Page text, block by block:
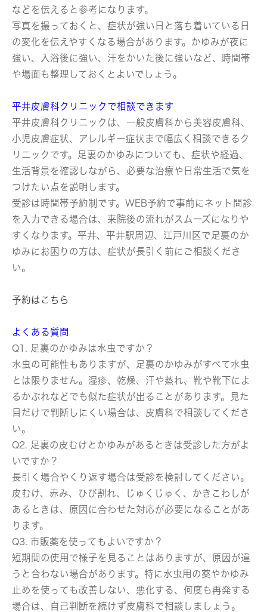
などを伝えると参考になります。
写真を撮っておくと、症状が強い日と落ち着いている日
の変化を伝えやすくなる場合があります。かゆみが夜に
強い、入浴後に強い、汗をかいた後に強いなど、時間帯
や場面も整理しておくとよいでしょう。
平井皮膚科クリニックで相談できます
平井皮膚科クリニックは、一般皮膚科から美容皮膚科、
小児皮膚症状、アレルギー症状まで幅広く相談できるク
リニックです。足裏のかゆみについても、症状や経過、
生活背景を確認しながら、必要な治療や日常生活で気を
つけたい点を説明します。
受診は時間帯予約制です。WEB予約で事前にネット問診
を入力できる場合は、来院後の流れがスムーズになりや
すくなります。平井、平井駅周辺、江戸川区で足裏のか
ゆみにお困りの方は、症状が長引く前にご相談くださ
い。
予約はこちら
よくある質問
Q1. 足裏のかゆみは水虫ですか？
水虫の可能性もありますが、足裏のかゆみがすべて水虫
とは限りません。湿疹、乾燥、汗や蒸れ、靴や靴下によ
るかぶれなどでも似た症状が出ることがあります。見た
目だけで判断しにくい場合は、皮膚科で相談してくださ
い。
Q2. 足裏の皮むけとかゆみがあるときは受診した方がよ
いですか？
長引く場合やくり返す場合は受診を検討してください。
皮むけ、赤み、ひび割れ、じゅくじゅく、かきこわしが
あるときは、原因に合わせた対応が必要になることがあ
ります。
Q3. 市販薬を使ってもよいですか？
短期間の使用で様子を見ることはありますが、原因が違
うと合わない場合があります。特に水虫用の薬やかゆみ
止めを使っても改善しない、悪化する、何度も再発する
場合は、自己判断を続けず皮膚科で相談しましょう。